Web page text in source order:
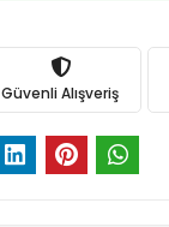
Güvenli Alışveriş